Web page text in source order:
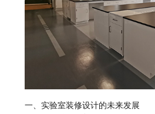
一、实验室装修设计的未来发展